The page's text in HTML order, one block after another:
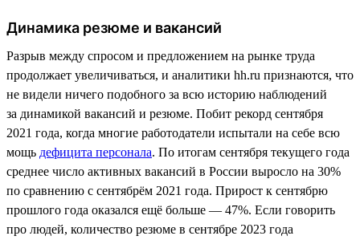
Динамика резюме и вакансий
Разрыв между спросом и предложением на рынке труда
продолжает увеличиваться, и аналитики hh.ru признаются, что
не видели ничего подобного за всю историю наблюдений
за динамикой вакансий и резюме. Побит рекорд сентября
2021 года, когда многие работодатели испытали на себе всю
мощь дефицита персонала. По итогам сентября текущего года
среднее число активных вакансий в России выросло на 30%
по сравнению с сентябрём 2021 года. Прирост к сентябрю
прошлого года оказался ещё больше — 47%. Если говорить
про людей, количество резюме в сентябре 2023 года